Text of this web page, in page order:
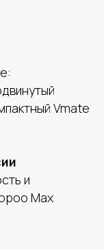
Vmate
и
Max